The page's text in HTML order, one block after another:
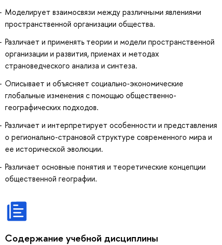
Моделирует взаимосвязи между различными явлениями
пространственной организации общества.
Различает и применять теории и модели пространственной
организации и развития, приемах и методах
страноведческого анализа и синтеза.
Описывает и объясняет социально-экономические
глобальные изменения с помощью общественно-
географических подходов.
Различает и интерпретирует особенности и представления
о регионально-страновой структуре современного мира и
ее исторической эволюции.
Различает основные понятия и теоретические концепции
общественной географии.
Содержание учебной дисциплины